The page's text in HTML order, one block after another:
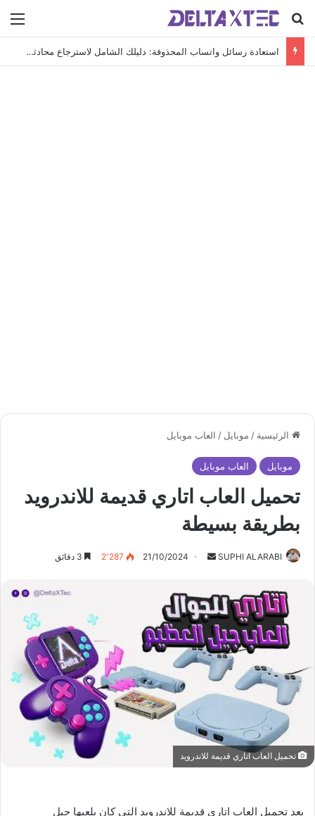
بحث عن
استعادة رسائل واتساب المحذوفة: دليلك الشامل لاسترجاع محادثاتك الهامة
الرئيسية / موبايل / العاب موبايل
موبايل العاب موبايل
تحميل العاب اتاري قديمة للاندرويد
بطريقة بسيطة
SUPHI ALARABI
أرسل 21/10/2024 2٬287
تحميل العاب اتاري قديمة للاندرويد
بعد تحميل العاب اتاري قديمة للاندرويد التي كان يلعبها جيل